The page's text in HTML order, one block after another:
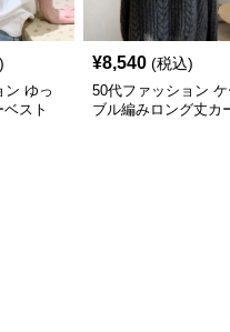
ン ゆっ
スト
¥8,540 (税込)
50代ファッション ケ
ブル編みロング丈カ